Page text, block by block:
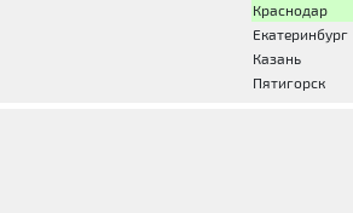
Краснодар
Екатеринбург
Казань
Пятигорск